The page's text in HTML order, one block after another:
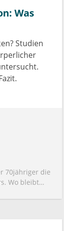
Was
Studien
70jähriger die
Wo bleibt